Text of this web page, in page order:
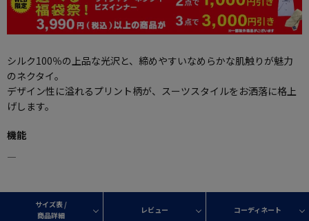
シルク100％の上品な光沢と、締めやすいなめらかな肌触りが魅力
のネクタイ。
デザイン性に溢れるプリント柄が、スーツスタイルをお洒落に格上
げします。
機能
―
サイズ表 /
商品詳細
レビュー コーディネート